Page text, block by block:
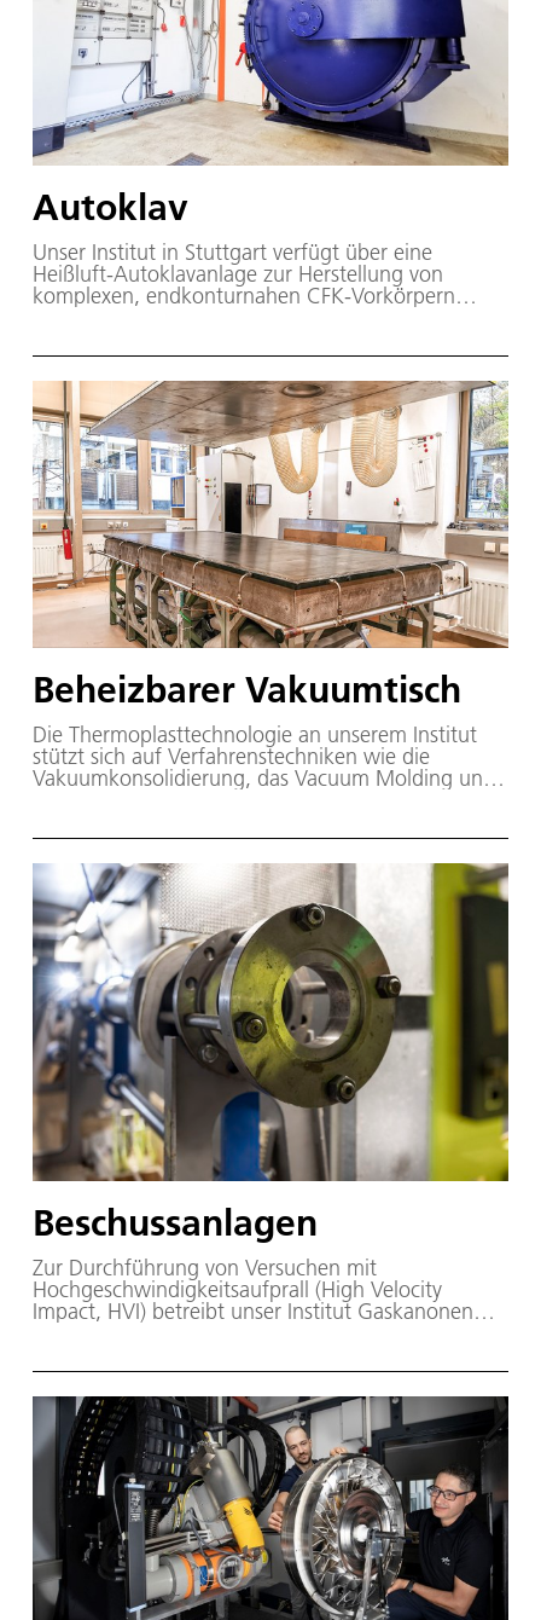
Autoklav
Unser Institut in Stuttgart verfügt über eine
Heißluft-Autoklavanlage zur Herstellung von
komplexen, endkonturnahen CFK-Vorkörpern
Beheizbarer Vakuumtisch
Die Thermoplasttechnologie an unserem Institut
stützt sich auf Verfahrenstechniken wie die
Vakuumkonsolidierung, das Vacuum Molding und
dieser Verfahrenstechniken in der
Zusammenführung unterschiedlicher verstärkter
und unverstärkter Thermoplastqualitäten in neue
Bauweisen.
Beschussanlagen
Zur Durchführung von Versuchen mit
Hochgeschwindigkeitsaufprall (High Velocity
Impact, HVI) betreibt unser Institut Gaskanonen
Aufprallkörper (Impactoren) von ca. 1,5 g bis 7 kg
Masse auf Geschwindigkeiten von etwa 30 bis 550
m/s beschleunigt werden.